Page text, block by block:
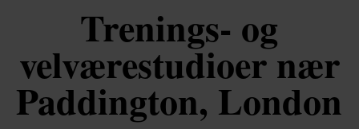
Trenings- og
velværestudioer nær
Paddington, London